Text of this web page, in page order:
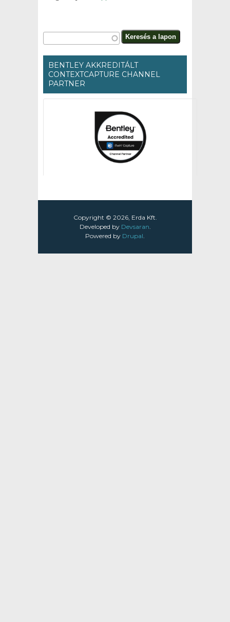
Keresés űrlap
Keresés a lapon
BENTLEY AKKREDITÁLT
CONTEXTCAPTURE CHANNEL
PARTNER
Copyright © 2026, Erda Kft.
Developed by Devsaran.
Powered by Drupal.